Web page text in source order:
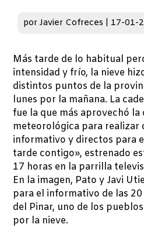
porJavier Cofreces 17-01-
Más tarde de lo habitual
intensidad y frío, la nieve
distintos puntos de la
lunes por la mañana. La
fue la que más aprovechó
meteorológica para realizar
informativo y directos para
tarde contigo», estrenado
17 horas en la parrilla
En la imagen, Pato y Javi
para el informativo de las
del Pinar, uno de los
por la nieve.